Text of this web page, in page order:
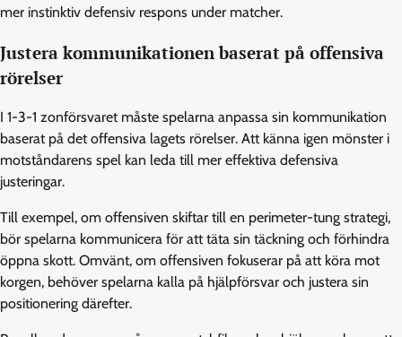
mer instinktiv defensiv respons under matcher.
Justera kommunikationen baserat på offensiva
rörelser
I 1-3-1 zonförsvaret måste spelarna anpassa sin kommunikation
baserat på det offensiva lagets rörelser. Att känna igen mönster i
motståndarens spel kan leda till mer effektiva defensiva
justeringar.
Till exempel, om offensiven skiftar till en perimeter-tung strategi,
bör spelarna kommunicera för att täta sin täckning och förhindra
öppna skott. Omvänt, om offensiven fokuserar på att köra mot
korgen, behöver spelarna kalla på hjälpförsvar och justera sin
positionering därefter.